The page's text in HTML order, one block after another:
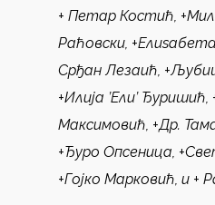
+ Петар Костић,
Раћовски,
Срђан Лезаић,
+Илија ’Ели’
Максимовић, +Др.
+Ђуро Опсеница,
+Гојко Марковић, и +